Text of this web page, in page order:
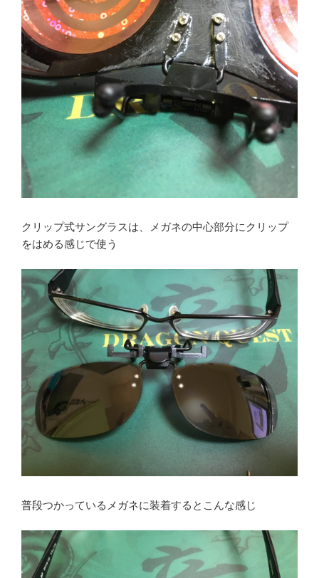
クリップ式サングラスは、メガネの中心部分にクリップ
をはめる感じで使う
普段つかっているメガネに装着するとこんな感じ